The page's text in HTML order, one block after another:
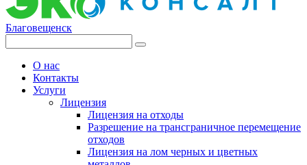
Благовещенск
О нас
Контакты
Услуги
Лицензия
Лицензия на отходы
Разрешение на трансграничное перемещение
отходов
Лицензия на лом черных и цветных